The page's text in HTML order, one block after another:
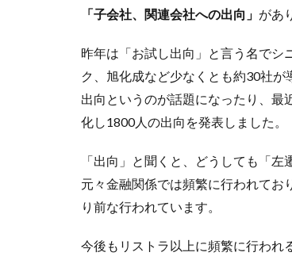
「子会社、関連会社への出向」 があ
昨年は「お試し出向」と言う名でシ
ク、旭化成など少なくとも約30社
出向というのが話題になったり、最
化し1800人の出向を発表しました。
「出向」と聞くと、どうしても「
元々金融関係では頻繁に行われて
り前な行われています。
今後もリストラ以上に頻繁に行われ